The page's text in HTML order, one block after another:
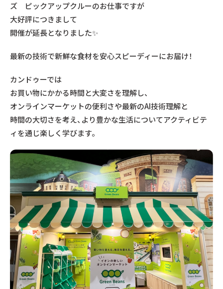
ズ ピックアップクルーのお仕事ですが
大好評につきまして
開催が延長となりました✨
最新の技術で新鮮な食材を安心スピーディーにお届け！
カンドゥーでは
お買い物にかかる時間と大変さを理解し、
オンラインマーケットの便利さや最新のAI技術理解と
時間の大切さを考え、より豊かな生活についてアクティビテ
ィを通じ楽しく学びます。